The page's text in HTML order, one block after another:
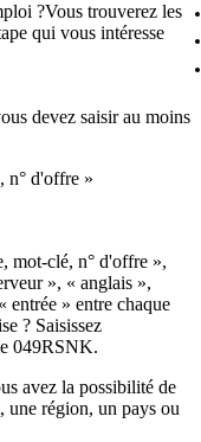
?Vous trouverez les
qui vous intéresse
devez saisir au moins
n° d'offre »
mot-clé, n° d'offre »,
», « anglais »,
entrée » entre chaque
? Saisissez
049RSNK.
avez la possibilité de
une région, un pays ou